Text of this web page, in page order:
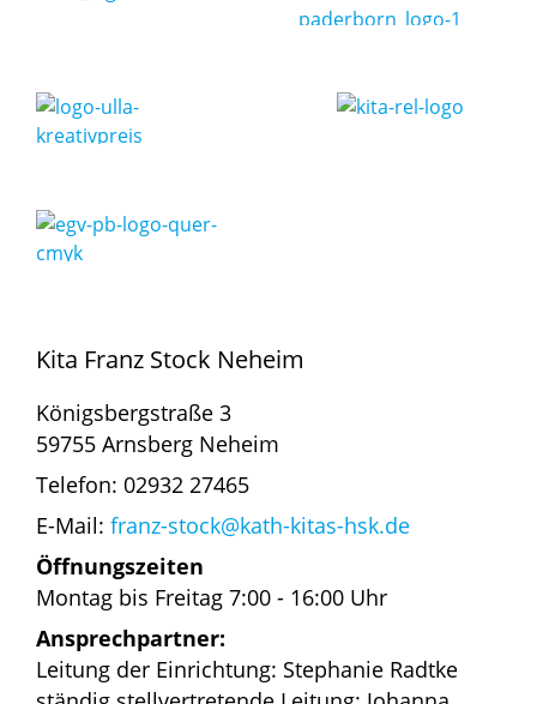
Kita Franz Stock Neheim
Königsbergstraße 3
59755 Arnsberg Neheim
Telefon: 02932 27465
E-Mail: franz-stock@kath-kitas-hsk.de
Öffnungszeiten
Montag bis Freitag 7:00 - 16:00 Uhr
Ansprechpartner:
Leitung der Einrichtung: Stephanie Radtke